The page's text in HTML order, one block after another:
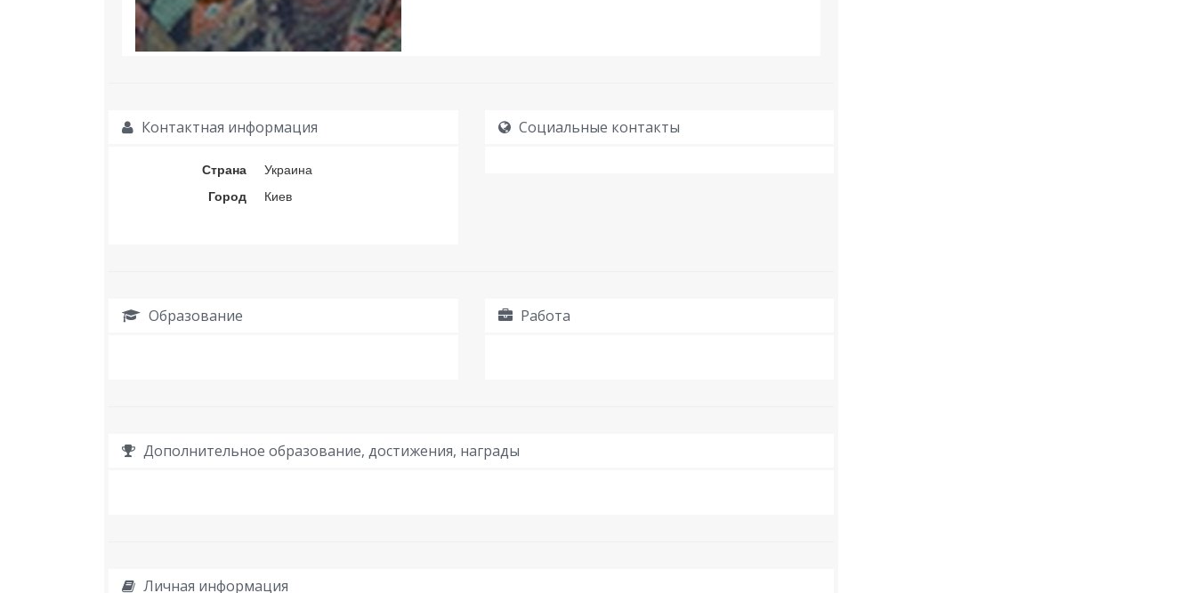
Контактная информация
Страна
Украина
Город
Киев
Социальные контакты
Образование Работа
Дополнительное образование, достижения, награды
Личная информация